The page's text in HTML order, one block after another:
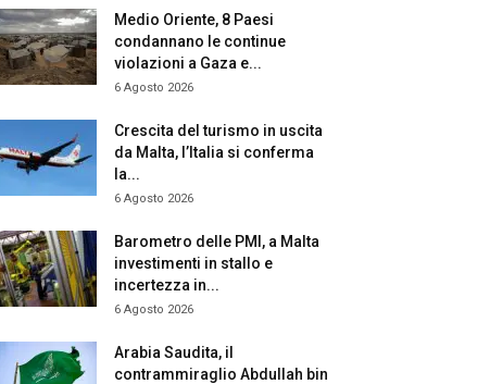
Medio Oriente, 8 Paesi
condannano le continue
violazioni a Gaza e...
6 Agosto 2026
Crescita del turismo in uscita
da Malta, l’Italia si conferma
la...
6 Agosto 2026
Barometro delle PMI, a Malta
investimenti in stallo e
incertezza in...
6 Agosto 2026
Arabia Saudita, il
contrammiraglio Abdullah bin